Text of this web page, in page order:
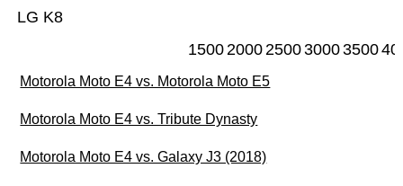
LG K8
15002000250030003500
Motorola Moto E4 vs. Motorola Moto E5
Motorola Moto E4 vs. Tribute Dynasty
Motorola Moto E4 vs. Galaxy J3 (2018)